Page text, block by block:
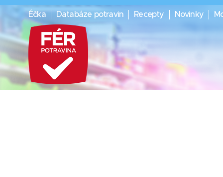
Éčka Databáze potravin Recepty Novinky